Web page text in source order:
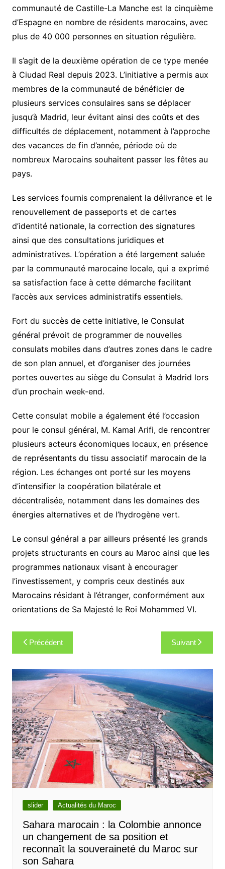
communauté de Castille-La Manche est la cinquième
d’Espagne en nombre de résidents marocains, avec
plus de 40 000 personnes en situation régulière.
Il s’agit de la deuxième opération de ce type menée
à Ciudad Real depuis 2023. L’initiative a permis aux
membres de la communauté de bénéficier de
plusieurs services consulaires sans se déplacer
jusqu’à Madrid, leur évitant ainsi des coûts et des
difficultés de déplacement, notamment à l’approche
des vacances de fin d’année, période où de
nombreux Marocains souhaitent passer les fêtes au
pays.
Les services fournis comprenaient la délivrance et le
renouvellement de passeports et de cartes
d’identité nationale, la correction des signatures
ainsi que des consultations juridiques et
administratives. L’opération a été largement saluée
par la communauté marocaine locale, qui a exprimé
sa satisfaction face à cette démarche facilitant
l’accès aux services administratifs essentiels.
Fort du succès de cette initiative, le Consulat
général prévoit de programmer de nouvelles
consulats mobiles dans d’autres zones dans le cadre
de son plan annuel, et d’organiser des journées
portes ouvertes au siège du Consulat à Madrid lors
d’un prochain week-end.
Cette consulat mobile a également été l’occasion
pour le consul général, M. Kamal Arifi, de rencontrer
plusieurs acteurs économiques locaux, en présence
de représentants du tissu associatif marocain de la
région. Les échanges ont porté sur les moyens
d’intensifier la coopération bilatérale et
décentralisée, notamment dans les domaines des
énergies alternatives et de l’hydrogène vert.
Le consul général a par ailleurs présenté les grands
projets structurants en cours au Maroc ainsi que les
programmes nationaux visant à encourager
l’investissement, y compris ceux destinés aux
Marocains résidant à l’étranger, conformément aux
orientations de Sa Majesté le Roi Mohammed VI.
Navigation
de
l’article
Précédent Suivant
slider Actualités du Maroc
Sahara marocain : la Colombie annonce
un changement de sa position et
reconnaît la souveraineté du Maroc sur
son Sahara